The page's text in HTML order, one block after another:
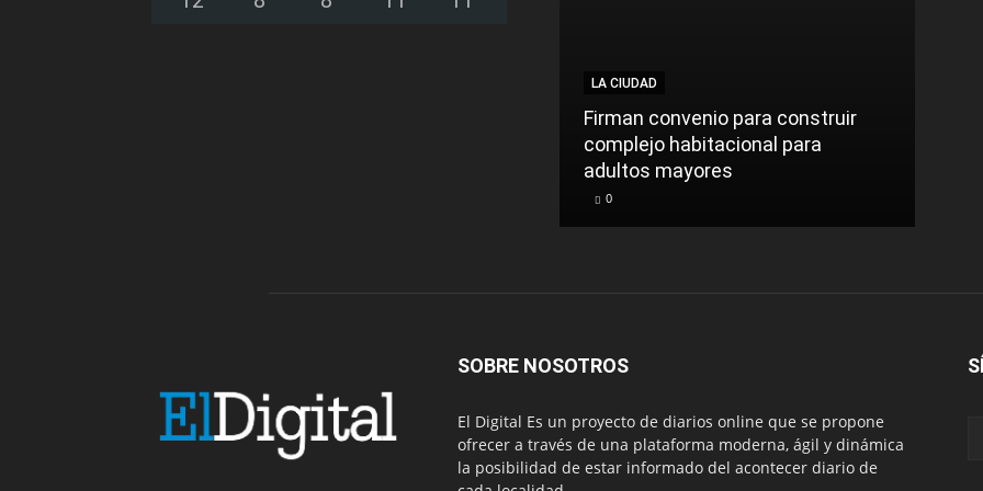
LA CIUDAD
Firman convenio para construir
complejo habitacional para
adultos mayores
0
SOBRE NOSOTROS
El Digital Es un proyecto de diarios online que se propone
ofrecer a través de una plataforma moderna, ágil y dinámica
la posibilidad de estar informado del acontecer diario de